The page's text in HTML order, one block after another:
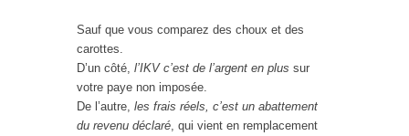
Sauf que vous comparez des choux et des
carottes.
D’un côté, l’IKV c’est de l’argent en plus sur
votre paye non imposée.
De l’autre, les frais réels, c’est un abattement
du revenu déclaré , qui vient en remplacement